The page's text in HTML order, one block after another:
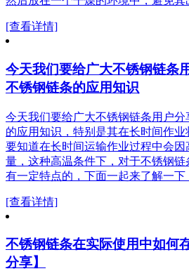
[查看详情]
今天我们要给广大不锈钢链条
不锈钢链条的应用知识
今天我们要给广大不锈钢链条用户
的应用知识，特别是其在长时间作业
要知道在长时间运输作业过程中会
量，这种高温条件下，对于不锈钢
有一定特点的，下面一起来了解一下
[查看详情]
不锈钢链条在实际使用中如何
分享】